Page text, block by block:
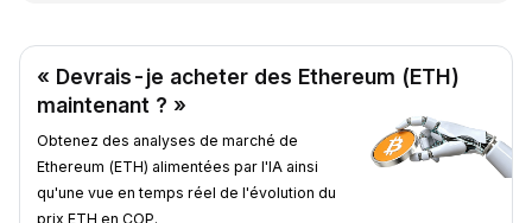
« Devrais-je acheter des Ethereum (ETH)
maintenant ? »
Obtenez des analyses de marché de
Ethereum (ETH) alimentées par l'IA ainsi
qu'une vue en temps réel de l'évolution du
prix ETH en COP.